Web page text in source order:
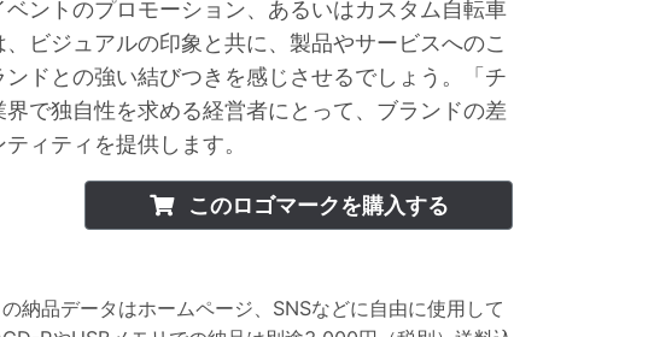
ントのプロモーション、あるいはカスタム自転車
ビジュアルの印象と共に、製品やサービスへのこ
ドとの強い結びつきを感じさせるでしょう。「チ
で独自性を求める経営者にとって、ブランドの差
ィティを提供します。
このロゴマークを購入する
納品データはホームページ、SNSなどに自由に使用して